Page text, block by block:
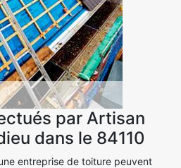
par Artisan
dans le 84110
entreprise de toiture peuvent